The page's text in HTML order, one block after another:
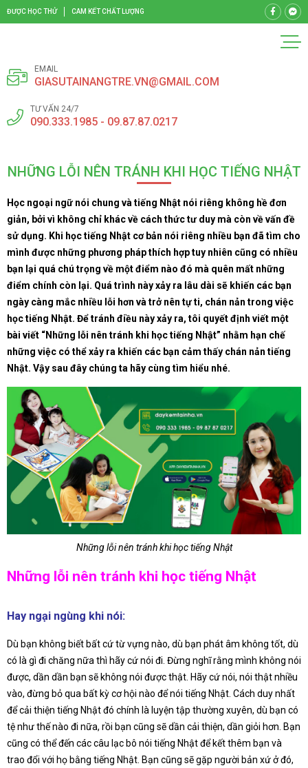
ĐƯỢC HỌC THỬ CAM KẾT CHẤT LƯỢNG
EMAIL
GIASUTAINANGTRE.VN@GMAIL.COM
TƯ VẤN 24/7
090.333.1985 - 09.87.87.0217
NHỮNG LỖI NÊN TRÁNH KHI HỌC TIẾNG NHẬT
Học ngoại ngữ nói chung và tiếng Nhật nói riêng không hề đơn
giản, bởi vì không chỉ khác về cách thức tư duy mà còn về vấn đề
sử dụng. Khi học tiếng Nhật cơ bản nói riêng nhiều bạn đã tìm cho
mình được những phương pháp thích hợp tuy nhiên cũng có nhiều
bạn lại quá chú trọng về một điểm nào đó mà quên mất những
điểm chính còn lại. Quá trình này xảy ra lâu dài sẽ khiến các bạn
ngày càng mắc nhiều lỗi hơn và trở nên tự ti, chán nản trong việc
học tiếng Nhật. Để tránh điều này xảy ra, tôi quyết định viết một
bài viết “Những lỗi nên tránh khi học tiếng Nhật” nhằm hạn chế
những việc có thể xảy ra khiến các bạn cảm thấy chán nản tiếng
Nhật. Vậy sau đây chúng ta hãy cùng tìm hiểu nhé.
Những lỗi nên tránh khi học tiếng Nhật
Những lỗi nên tránh khi học tiếng Nhật
Hay ngại ngùng khi nói:
Dù bạn không biết bất cứ từ vựng nào, dù bạn phát âm không tốt, dù
có là gì đi chăng nữa thì hãy cứ nói đi. Đừng nghĩ rằng mình không nói
được, dần dần bạn sẽ không nói được thật. Hãy cứ nói, nói thật nhiều
vào, đừng bỏ qua bất kỳ cơ hội nào để nói tiếng Nhật. Cách duy nhất
để cải thiện tiếng Nhật đó chính là luyện tập thường xuyên, dù bạn có
tệ như thế nào đi nữa, rồi bạn cũng sẽ dần cải thiện, dần giỏi hơn. Bạn
cũng có thể đến các câu lạc bô nói tiếng Nhật để kết thêm bạn và
trao đổi với họ bằng tiếng Nhật. Bạn cũng sẽ gặp người bản xứ ở đó,